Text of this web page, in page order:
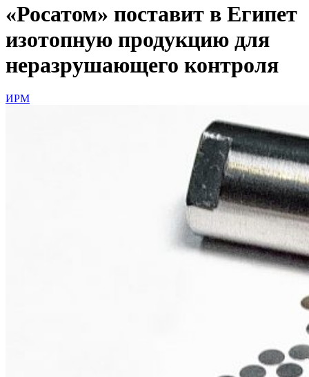
«Росатом» поставит в Египет
изотопную продукцию для
неразрушающего контроля
ИРМ